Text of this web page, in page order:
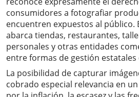
consumidores a fotografiar
encuentren expuestos al público.
abarca tiendas, restaurantes,
personales y otras entidades
entre formas de gestión estatales
La posibilidad de capturar
cobrado especial relevancia en